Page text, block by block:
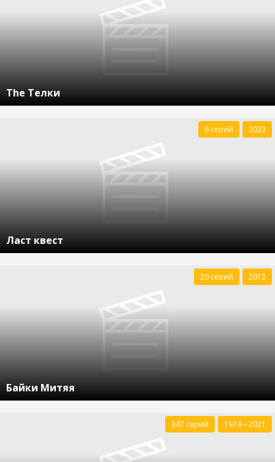
The Телки
Ласт квест
9 серий 2023
Байки Митяя
20 серий 2012
347 серий 1974 – 2021